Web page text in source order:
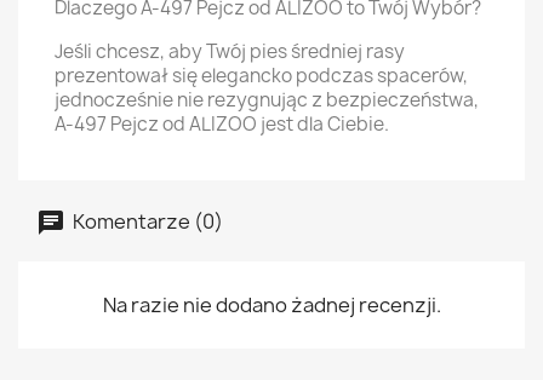
Dlaczego A-497 Pejcz od ALIZOO to Twój Wybór?
Jeśli chcesz, aby Twój pies średniej rasy
prezentował się elegancko podczas spacerów,
jednocześnie nie rezygnując z bezpieczeństwa,
A-497 Pejcz od ALIZOO jest dla Ciebie.
Komentarze (0)
Na razie nie dodano żadnej recenzji.